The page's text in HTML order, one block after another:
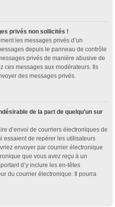
privés non sollicités !
les messages privés d’un
depuis le panneau de contrôle
privés de manière abusive de
ces messages aux modérateurs. Ils
des messages privés.
de la part de quelqu’un sur
d’envoi de courriers électroniques de
essaient de repérer les utilisateurs
envoyer par courrier électronique
que vous avez reçu à un
d’y inclure les en-têtes
du courrier électronique. Il pourra